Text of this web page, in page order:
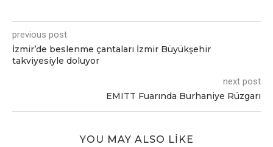
previous post
İzmir’de beslenme çantaları İzmir Büyükşehir
takviyesiyle doluyor
next post
EMITT Fuarında Burhaniye Rüzgarı
YOU MAY ALSO LIKE